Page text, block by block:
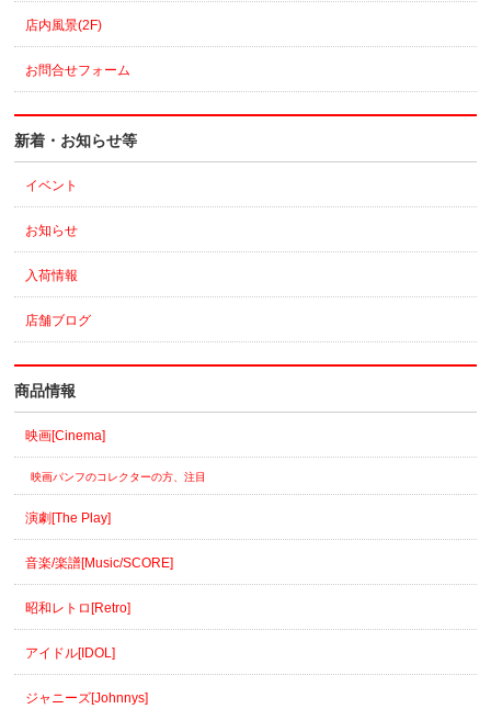
店内風景(2F)
お問合せフォーム
新着・お知らせ等
イベント
お知らせ
入荷情報
店舗ブログ
商品情報
映画[Cinema]
映画パンフのコレクターの方、注目
演劇[The Play]
音楽/楽譜[Music/SCORE]
昭和レトロ[Retro]
アイドル[IDOL]
ジャニーズ[Johnnys]